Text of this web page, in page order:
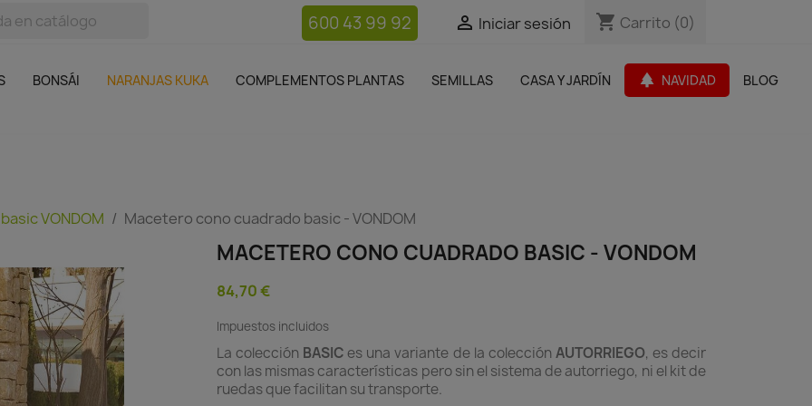
 Iniciar sesión shopping_cart Carrito (0)
600 43 99 92  Iniciar sesión shopping_cart Carrito (0)
BONSÁI NARANJAS KUKA COMPLEMENTOS PLANTAS SEMILLAS CASA Y JARDÍN park NAVIDAD BLOG
Complementos plantas Muebles Jardín
VONDOM Macetero cono cuadrado basic - VONDOM
MACETERO CONO CUADRADO BASIC - VONDOM
84,70 €
Impuestos incluidos
La colección BASIC es una variante de la colección AUTORRIEGO, es decir
con las mismas características pero sin el sistema de autorriego, ni el kit de
ruedas que facilitan su transporte.